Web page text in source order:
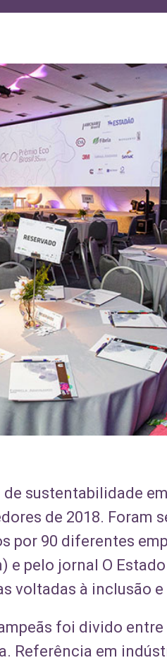
sustentabilidade
de 2018. Foram
por 90 diferentes
pelo jornal O
voltadas à inclusão
foi divido entre
Referência em